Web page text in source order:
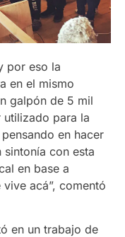
por eso la
en el mismo
galpón de 5 mil
utilizado para la
en hacer
con esta
en base a
acá”, comentó
en un trabajo de